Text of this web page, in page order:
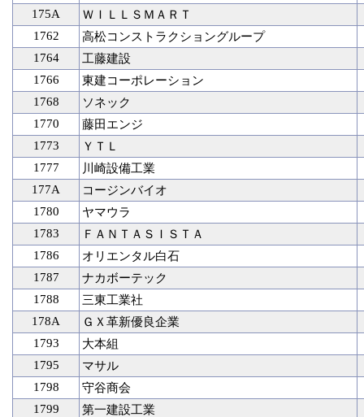
175A
ＷＩＬＬＳＭＡＲＴ
1762
高松コンストラクショングループ
1764
工藤建設
1766
東建コーポレーション
1768
ソネック
1770
藤田エンジ
1773
ＹＴＬ
1777
川崎設備工業
177A
コージンバイオ
1780
ヤマウラ
1783
ＦＡＮＴＡＳＩＳＴＡ
1786
オリエンタル白石
1787
ナカボーテック
1788
三東工業社
178A
ＧＸ革新優良企業
1793
大本組
1795
マサル
1798
守谷商会
1799
第一建設工業